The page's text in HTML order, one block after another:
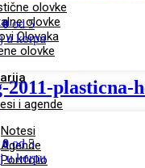
olovke
olovke
Olovaka
olovke
i agende
Notesi
Agende
Portfolio
0od 5
u korpu
2011-plasticna-
0od 5
u korpu